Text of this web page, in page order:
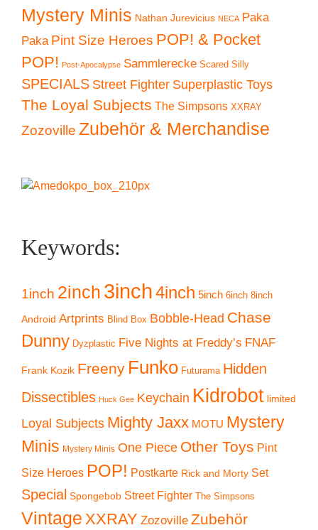
Mystery Minis Nathan Jurevicius NECA Paka
Paka Pint Size Heroes POP! & Pocket
POP! Post-Apocalypse Sammlerecke Scared Silly
SPECIALS Street Fighter Superplastic Toys
The Loyal Subjects The Simpsons XXRAY
Zozoville Zubehör & Merchandise
Keywords:
1inch 2inch 3inch4inch 5inch 6inch 8inch
Android Artprints Blind Box Bobble-Head Chase
Dunny Dyzplastic Five Nights at Freddy’s FNAF
Frank Kozik Freeny Funko Futurama Hidden
Dissectibles Huck Gee Keychain Kidrobot limited
Loyal Subjects Mighty Jaxx MOTU Mystery
Minis Mystery Minis One Piece Other Toys Pint
Size Heroes POP! Postkarte Rick and Morty Set
Special Spongebob Street Fighter The Simpsons
Vintage XXRAY Zozoville Zubehör